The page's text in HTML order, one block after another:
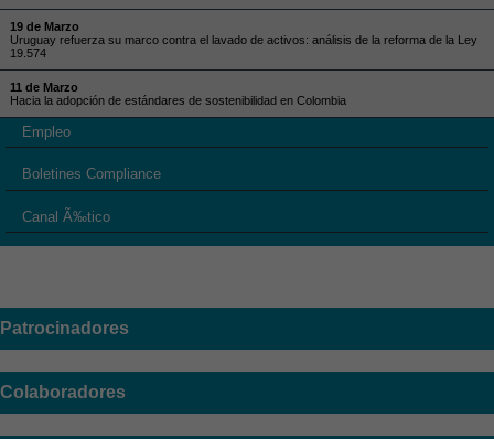
19 de Marzo
Uruguay refuerza su marco contra el lavado de activos: análisis de la reforma de la Ley
19.574
11 de Marzo
Hacia la adopción de estándares de sostenibilidad en Colombia
Empleo
Boletines Compliance
Canal Ã‰tico
Patrocinadores
Colaboradores